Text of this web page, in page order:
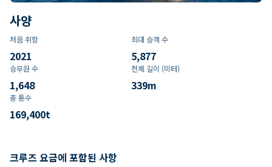
사양
처음 취항
2021
최대 승객 수
5,877
승무원 수
1,648
전체 길이 (미터)
339m
총 톤수
169,400t
크루즈 요금에 포함된 사항